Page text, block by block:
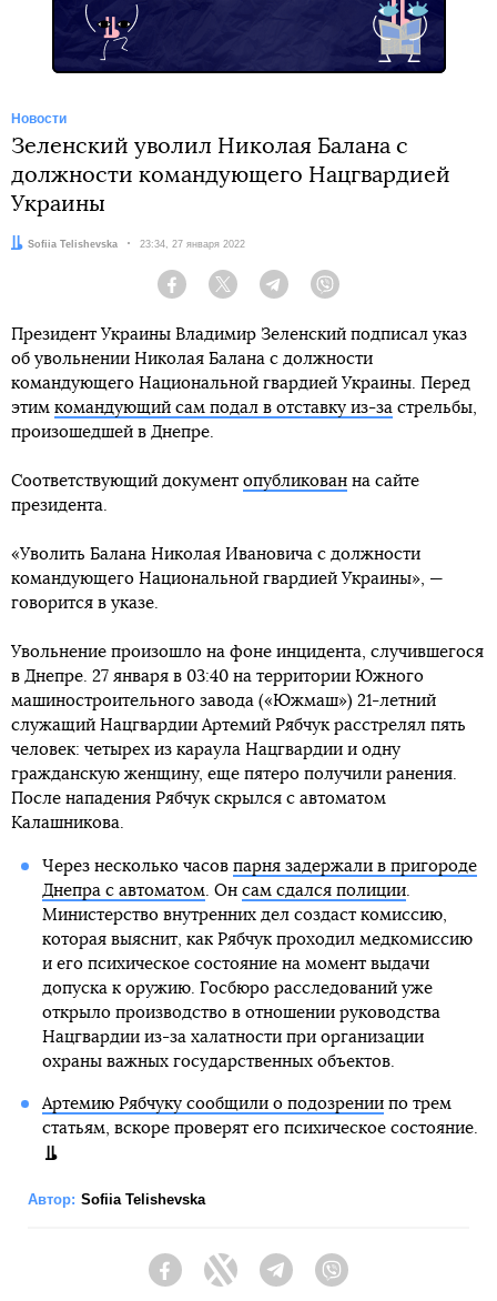
Новости
Зеленский уволил Николая Балана с
должности командующего Нацгвардией
Украины
Автор:
Sofiia Telishevska Дата:
23:34, 27 января 2022
Facebook Twitter Telegram
Президент Украины Владимир Зеленский подписал указ
об увольнении Николая Балана с должности
командующего Национальной гвардией Украины. Перед
этим командующий сам подал в отставку из-за стрельбы,
произошедшей в Днепре.
Соответствующий документ опубликован на сайте
президента.
«Уволить Балана Николая Ивановича с должности
командующего Национальной гвардией Украины», —
говорится в указе.
Увольнение произошло на фоне инцидента, случившегося
в Днепре. 27 января в 03:40 на территории Южного
машиностроительного завода («Южмаш») 21-летний
служащий Нацгвардии Артемий Рябчук расстрелял пять
человек: четырех из караула Нацгвардии и одну
гражданскую женщину, еще пятеро получили ранения.
После нападения Рябчук скрылся с автоматом
Калашникова.
Через несколько часов парня задержали в пригороде
Днепра с автоматом . Он сам сдался полиции.
Министерство внутренних дел создаст комиссию,
которая выяснит, как Рябчук проходил медкомиссию
и его психическое состояние на момент выдачи
допуска к оружию. Госбюро расследований уже
открыло производство в отношении руководства
Нацгвардии из-за халатности при организации
охраны важных государственных объектов.
Артемию Рябчуку сообщили о подозрениипо трем
статьям, вскоре проверят его психическое состояние.
Автор: Sofiia Telishevska
FacebookTwitter Telegram